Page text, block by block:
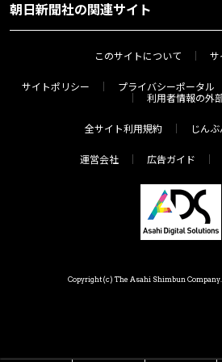
朝日新聞社の関連サイト
このサイトについて サ
サイトポリシー プライバシーポータル
利用者情報の外
全サイト利用規約 じん
運営会社 広告ガイド
Copyright(c) The Asahi Shimbun Company.